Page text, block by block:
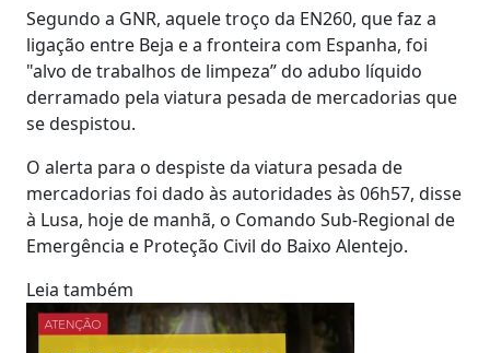
Segundo a GNR, aquele troço da EN260, que faz a
ligação entre Beja e a fronteira com Espanha, foi
"alvo de trabalhos de limpeza” do adubo líquido
derramado pela viatura pesada de mercadorias que
se despistou.
O alerta para o despiste da viatura pesada de
mercadorias foi dado às autoridades às 06h57, disse
à Lusa, hoje de manhã, o Comando Sub-Regional de
Emergência e Proteção Civil do Baixo Alentejo.
Leia também